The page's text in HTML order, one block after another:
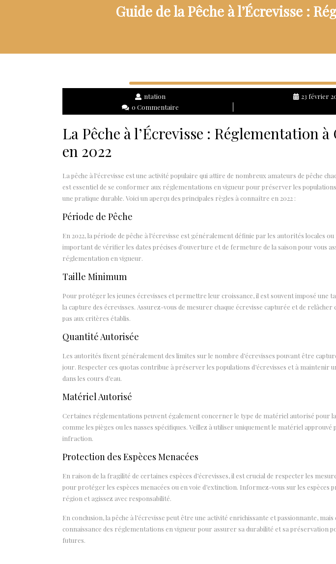
Guide de la Pêche à l’Écrevisse :
ntation
23 février
0 Commentaire
La Pêche à l’Écrevisse : Réglementation
en 2022
La pêche à l’écrevisse est une activité populaire qui attire de nombreux amateurs de pêche
est essentiel de se conformer aux réglementations en vigueur pour préserver les
une pratique durable. Voici un aperçu des principales règles à connaître en 2022 :
Période de Pêche
En 2022, la période de pêche à l’écrevisse est généralement définie par les autorités locales
important de vérifier les dates précises d’ouverture et de fermeture de la saison pour vous
réglementation en vigueur.
Taille Minimum
Pour protéger les jeunes écrevisses et permettre leur croissance, il est souvent imposé une
la capture des écrevisses. Assurez-vous de mesurer chaque écrevisse capturée et de relâcher
pas aux critères établis.
Quantité Autorisée
Les autorités fixent généralement des limites sur le nombre d’écrevisses pouvant être
jour. Respecter ces quotas contribue à préserver les populations d’écrevisses et à maintenir
dans les cours d’eau.
Matériel Autorisé
Certaines réglementations peuvent également concerner le type de matériel autorisé pour la
comme les pièges ou les nasses spécifiques. Veillez à utiliser uniquement le matériel
infraction.
Protection des Espèces Menacées
En raison de la fragilité de certaines espèces d’écrevisses, il est crucial de respecter les
pour protéger les espèces menacées ou en voie d’extinction. Informez-vous sur les espèces
région et agissez avec responsabilité.
En conclusion, la pêche à l’écrevisse peut être une activité enrichissante et passionnante,
connaissance des réglementations en vigueur pour assurer sa durabilité et sa préservation
futures.